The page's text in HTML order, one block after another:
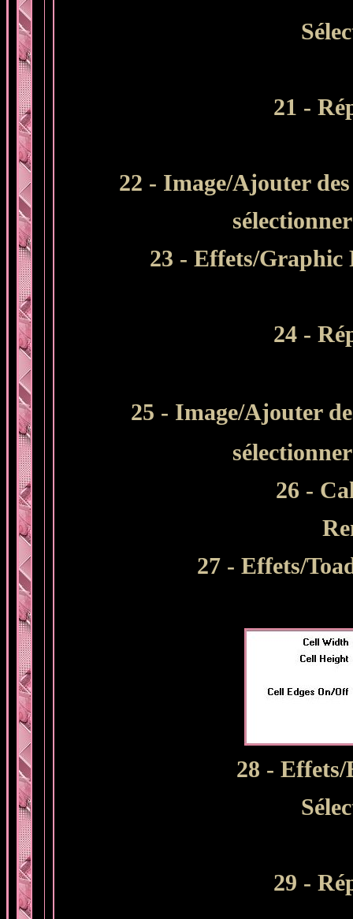
21 -
22 - Image/Ajouter
23 - Effets/Graphic
24 -
25 - Image/Ajouter
26 -
27 - Effets/
28 -
29 -